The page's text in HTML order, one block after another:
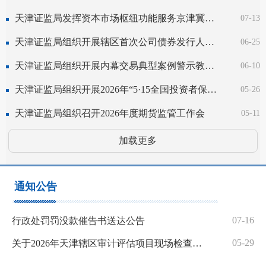
天津证监局发挥资本市场枢纽功能服务京津冀协同发展战略走深走实 07-13
天津证监局组织开展辖区首次公司债券发行人信息披露事务负责人专题培训会 06-25
天津证监局组织开展内幕交易典型案例警示教育系列宣传活动 06-10
天津证监局组织开展2026年“5·15全国投资者保护宣传日”系列活动 05-26
天津证监局组织召开2026年度期货监管工作会 05-11
加载更多
通知公告
行政处罚罚没款催告书送达公告 07-16
关于2026年天津辖区审计评估项目现场检查随机抽查名单的公示 05-29